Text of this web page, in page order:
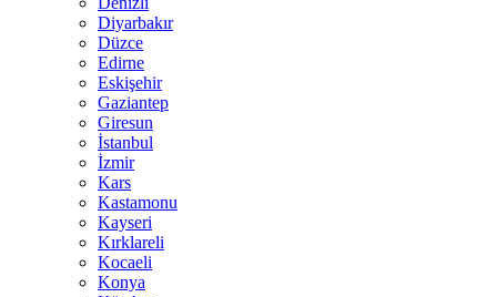
Diyarbakır
Düzce
Edirne
Eskişehir
Gaziantep
Giresun
İstanbul
İzmir
Kars
Kastamonu
Kayseri
Kırklareli
Kocaeli
Konya